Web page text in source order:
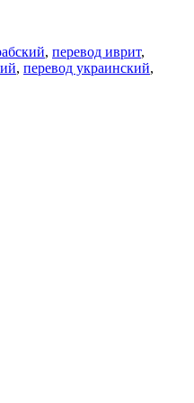
, перевод иврит,
, перевод украинский,